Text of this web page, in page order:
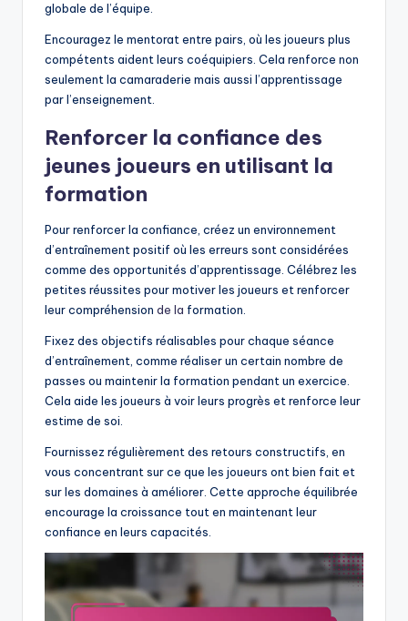
globale de l’équipe.
Encouragez le mentorat entre pairs, où les joueurs plus
compétents aident leurs coéquipiers. Cela renforce non
seulement la camaraderie mais aussi l’apprentissage
par l’enseignement.
Renforcer la confiance des
jeunes joueurs en utilisant la
formation
Pour renforcer la confiance, créez un environnement
d’entraînement positif où les erreurs sont considérées
comme des opportunités d’apprentissage. Célébrez les
petites réussites pour motiver les joueurs et renforcer
leur compréhension de la formation.
Fixez des objectifs réalisables pour chaque séance
d’entraînement, comme réaliser un certain nombre de
passes ou maintenir la formation pendant un exercice.
Cela aide les joueurs à voir leurs progrès et renforce leur
estime de soi.
Fournissez régulièrement des retours constructifs, en
vous concentrant sur ce que les joueurs ont bien fait et
sur les domaines à améliorer. Cette approche équilibrée
encourage la croissance tout en maintenant leur
confiance en leurs capacités.